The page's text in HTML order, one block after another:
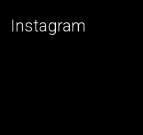
Instagram